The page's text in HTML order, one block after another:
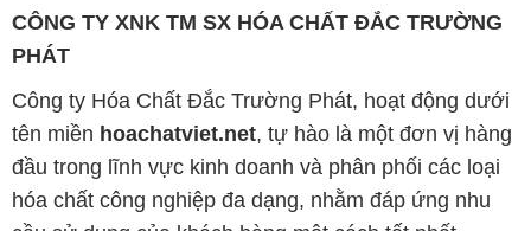
Đội ngũ nhân viên của chúng tôi là những chuyên gia
khách hàng một cách chuyên nghiệp. Chúng tôi cam
kết mang đến sự hài lòng và thành công cho khách
hàng.
Để biết thêm thông tin chi tiết và được tư vấn, quý